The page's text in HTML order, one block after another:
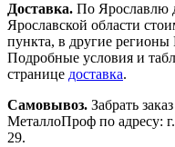
Доставка. По Ярославлю
Ярославской области
пункта, в другие регионы
Подробные условия и
странице доставка.
Самовывоз. Забрать
МеталлоПроф по адресу:
29.